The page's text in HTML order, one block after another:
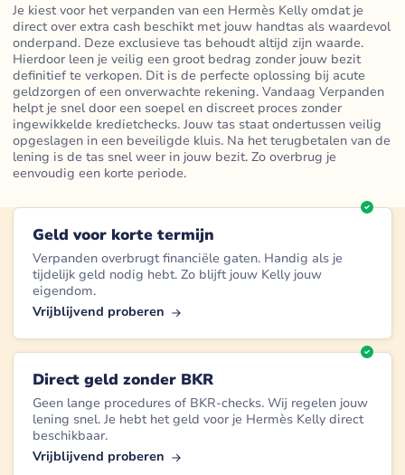
Je kiest voor het verpanden van een Hermès Kelly omdat je
direct over extra cash beschikt met jouw handtas als waardevol
onderpand. Deze exclusieve tas behoudt altijd zijn waarde.
Hierdoor leen je veilig een groot bedrag zonder jouw bezit
definitief te verkopen. Dit is de perfecte oplossing bij acute
geldzorgen of een onverwachte rekening. Vandaag Verpanden
helpt je snel door een soepel en discreet proces zonder
ingewikkelde kredietchecks. Jouw tas staat ondertussen veilig
opgeslagen in een beveiligde kluis. Na het terugbetalen van de
lening is de tas snel weer in jouw bezit. Zo overbrug je
eenvoudig een korte periode.
Geld voor korte termijn
Verpanden overbrugt financiële gaten. Handig als je
tijdelijk geld nodig hebt. Zo blijft jouw Kelly jouw
eigendom.
Vrijblijvend proberen
Direct geld zonder BKR
Geen lange procedures of BKR-checks. Wij regelen jouw
lening snel. Je hebt het geld voor je Hermès Kelly direct
beschikbaar.
Vrijblijvend proberen